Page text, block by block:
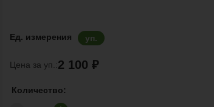
Ед. измерения уп.
Цена за уп.:2 100 ₽
Количество: